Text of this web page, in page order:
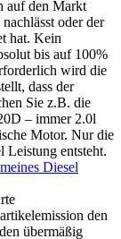
auf den Markt
oder der
hat. Kein
bis auf 100%
wird die
dass der
Sie z.B. die
– immer 2.0l
Motor. Nur die
Leistung entsteht.
Diesel
den
übermäßig